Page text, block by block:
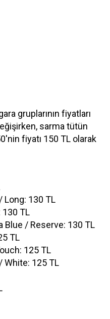
gruplarının fiyatları
sarma tütün
fiyatı 150 TL olarak
Long: 130 TL
130 TL
Blue / Reserve: 130 TL
TL
125 TL
White: 125 TL